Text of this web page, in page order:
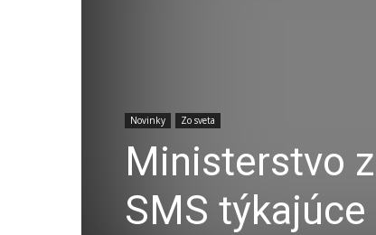
Novinky Zo sveta
Ministerstvo
SMS